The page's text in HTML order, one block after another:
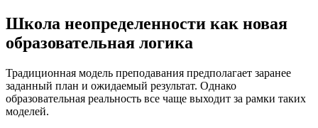
Школа неопределенности как новая
образовательная логика
Традиционная модель преподавания предполагает заранее
заданный план и ожидаемый результат. Однако
образовательная реальность все чаще выходит за рамки таких
моделей.